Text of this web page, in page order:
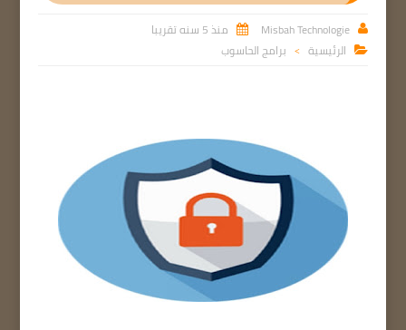

Misbah Technologie
 منذ 5 سنه تقريبا
 الرئيسية > برامج الحاسوب